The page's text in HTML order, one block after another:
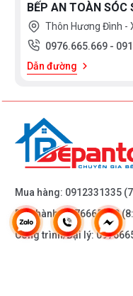
BẾP AN TOÀN SÓC
Thôn Hương Đình -
0976.665.669 -
Dẫn đường
Mua hàng: 0912331335
Bảo hành:0976665669
Công trình/Đại lý: